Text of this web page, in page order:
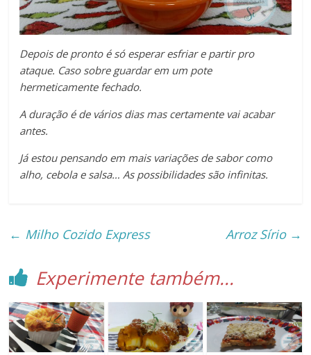
Depois de pronto é só esperar esfriar e partir pro
ataque. Caso sobre guardar em um pote
hermeticamente fechado.
A duração é de vários dias mas certamente vai acabar
antes.
Já estou pensando em mais variações de sabor como
alho, cebola e salsa… As possibilidades são infinitas.
← Milho Cozido Express Arroz Sírio →
Experimente também...